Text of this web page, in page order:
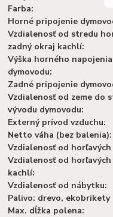
Farba:
Horné pripojenie
Vzdialenosť od stredu
zadný okraj kachlí:
Výška horného
dymovodu:
Zadné pripojenie
Vzdialenosť od zeme do
vývodu dymovodu:
Externý prívod vzduchu:
Netto váha (bez balenia):
Vzdialenosť od
Vzdialenosť od
kachlí:
Vzdialenosť od nábytku:
Palivo: drevo, ekobrikety
Max. dĺžka polena: